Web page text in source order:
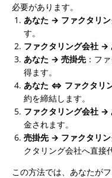
必要があります。
あなた → ファクタリ
す。
ファクタリング会社 →
あなた → 売掛先：フ
得ます。
あなた ⇔ ファクタリ
約を締結します。
ファクタリング会社 →
金されます。
売掛先 → ファクタリ
クタリング会社へ直接
この方法では、あなたが